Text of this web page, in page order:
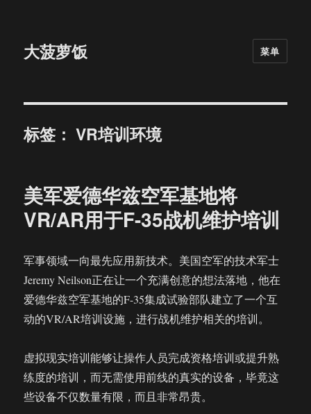
大菠萝饭 菜单
标签：VR培训环境
美军爱德华兹空军基地将
VR/AR用于F-35战机维护培训
军事领域一向最先应用新技术。美国空军的技术军士
Jeremy Neilson正在让一个充满创意的想法落地，他在
爱德华兹空军基地的F-35集成试验部队建立了一个互
动的VR/AR培训设施，进行战机维护相关的培训。
虚拟现实培训能够让操作人员完成资格培训或提升熟
练度的培训，而无需使用前线的真实的设备，毕竟这
些设备不仅数量有限，而且非常昂贵。